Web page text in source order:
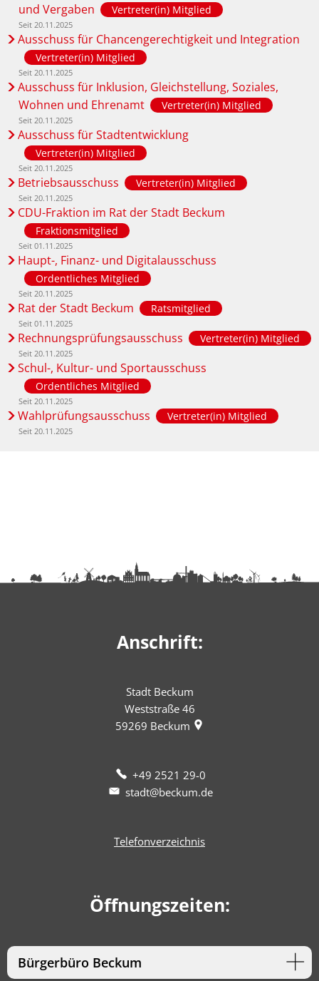
und Vergaben
Vertreter(in) Mitglied
Seit 20.11.2025
Ausschuss für Chancengerechtigkeit und Integration
Vertreter(in) Mitglied
Seit 20.11.2025
Ausschuss für Inklusion, Gleichstellung, Soziales,
Wohnen und Ehrenamt
Vertreter(in) Mitglied
Seit 20.11.2025
Ausschuss für Stadtentwicklung
Vertreter(in) Mitglied
Seit 20.11.2025
Betriebsausschuss Vertreter(in) Mitglied
Seit 20.11.2025
CDU-Fraktion im Rat der Stadt Beckum
Fraktionsmitglied
Seit 01.11.2025
Haupt-, Finanz- und Digitalausschuss
Ordentliches Mitglied
Seit 20.11.2025
Rat der Stadt Beckum Ratsmitglied
Seit 01.11.2025
Rechnungsprüfungsausschuss Vertreter(in) Mitglied
Seit 20.11.2025
Schul-, Kultur- und Sportausschuss
Ordentliches Mitglied
Seit 20.11.2025
Wahlprüfungsausschuss Vertreter(in) Mitglied
Seit 20.11.2025
Anschrift:
Stadt Beckum
Weststraße 46
59269 Beckum
+49 2521 29-0
stadt@beckum.de
Telefonverzeichnis
Öffnungszeiten:
Bürgerbüro Beckum